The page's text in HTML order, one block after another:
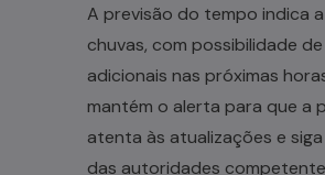
A previsão do tempo indica
chuvas, com possibilidade
adicionais nas próximas
mantém o alerta para que a
atenta às atualizações e
das autoridades